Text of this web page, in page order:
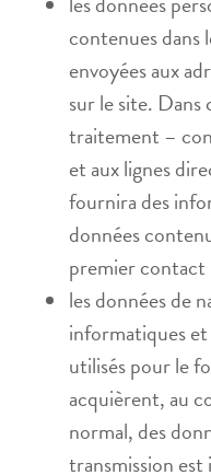
contenues
envoyées aux
sur le site. Dans
traitement –
et aux lignes
fournira des
données
premier contact
les données de
informatiques
utilisés pour le
acquièrent, au
normal, des
transmission